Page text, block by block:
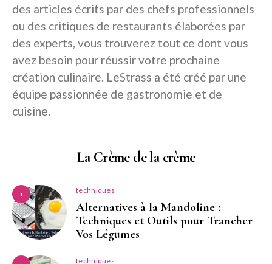
des articles écrits par des chefs professionnels
ou des critiques de restaurants élaborées par
des experts, vous trouverez tout ce dont vous
avez besoin pour réussir votre prochaine
création culinaire. LeStrass a été créé par une
équipe passionnée de gastronomie et de
cuisine.
La Crème de la crème
1 techniques
Alternatives à la Mandoline :
Techniques et Outils pour Trancher
Vos Légumes
techniques